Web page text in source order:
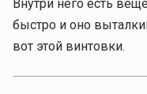
Внутри него есть
быстро и оно
вот этой винтовки.